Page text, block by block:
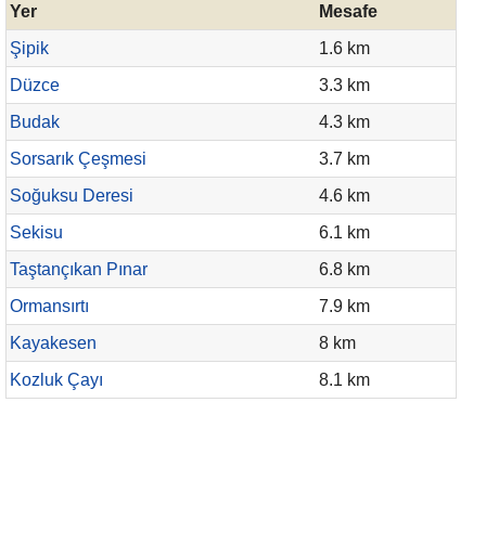
Yer
Mesafe
Şipik
1.6 km
Düzce
3.3 km
Budak
4.3 km
Sorsarık Çeşmesi
3.7 km
Soğuksu Deresi
4.6 km
Sekisu
6.1 km
Taştançıkan Pınar
6.8 km
Ormansırtı
7.9 km
Kayakesen
8 km
Kozluk Çayı
8.1 km